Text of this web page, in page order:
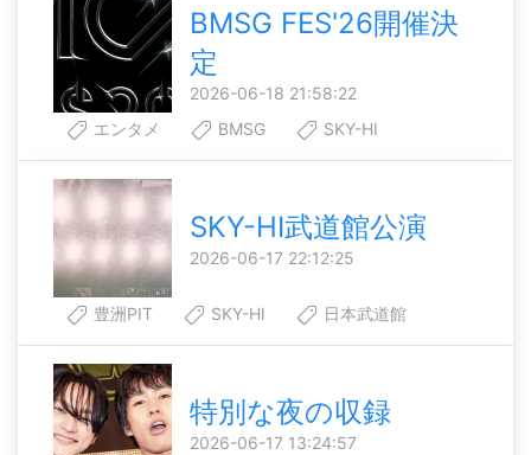
BMSG FES'26開催決
定
2026-06-18 21:58:22
エンタメ
BMSG SKY-HI
SKY-HI武道館公演
2026-06-17 22:12:25
豊洲PIT SKY-HI 日本武道館
特別な夜の収録
2026-06-17 13:24:57